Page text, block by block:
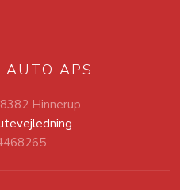
AUTO APS
Hinnerup